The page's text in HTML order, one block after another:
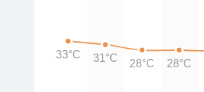
33°C 31°C 28°C 28°C